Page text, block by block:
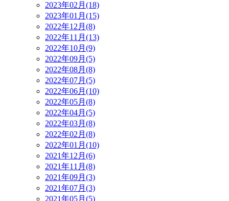
2023年02月(18)
2023年01月(15)
2022年12月(8)
2022年11月(13)
2022年10月(9)
2022年09月(5)
2022年08月(8)
2022年07月(5)
2022年06月(10)
2022年05月(8)
2022年04月(5)
2022年03月(8)
2022年02月(8)
2022年01月(10)
2021年12月(6)
2021年11月(8)
2021年09月(3)
2021年07月(3)
2021年05月(5)